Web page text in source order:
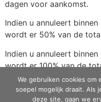
dagen voor aankomst.
Indien u annuleert
wordt er 50% van de
Indien u annuleert
wordt er 100% van de
We gebruiken cookies
soepel mogelijk draait. Als
deze site, gaan we